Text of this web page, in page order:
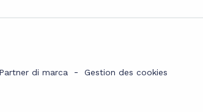
Partner di marca Gestion des cookies